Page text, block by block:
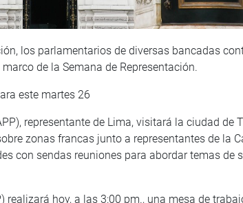
los parlamentarios de diversas bancadas
de la Semana de Representación.
este martes 26
representante de Lima, visitará la ciudad de
zonas francas junto a representantes de la
con sendas reuniones para abordar temas de
realizará hoy, a las 3:00 pm., una mesa de